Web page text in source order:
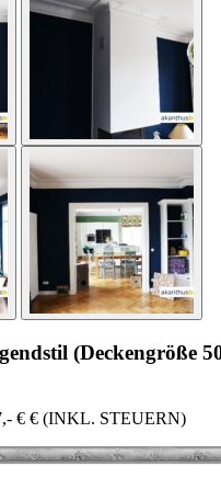
(Deckengröße
€ € (INKL. STEUERN)